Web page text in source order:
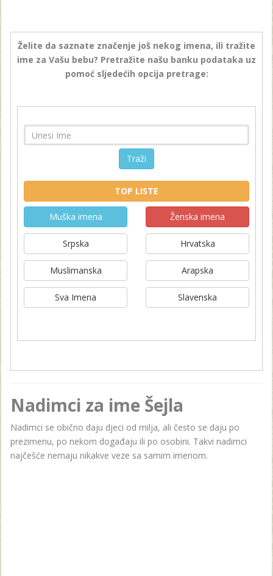
Želite da saznate značenje još nekog imena, ili tražite
ime za Vašu bebu? Pretražite našu banku podataka uz
pomoć sljedećih opcija pretrage:
Traži
TOP LISTE
Muška imena Ženska imena
Srpska Hrvatska
Muslimanska Arapska
Sva Imena Slavenska
Nadimci za ime Šejla
Nadimci se obično daju djeci od milja, ali često se daju po
prezimenu, po nekom događaju ili po osobini. Takvi nadimci
najčešće nemaju nikakve veze sa samim imenom.